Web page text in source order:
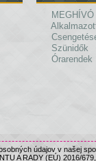
MEGHÍVÓ
Szünidők
Órarendek
údajov v našej
A RADY (EÚ) 2016/